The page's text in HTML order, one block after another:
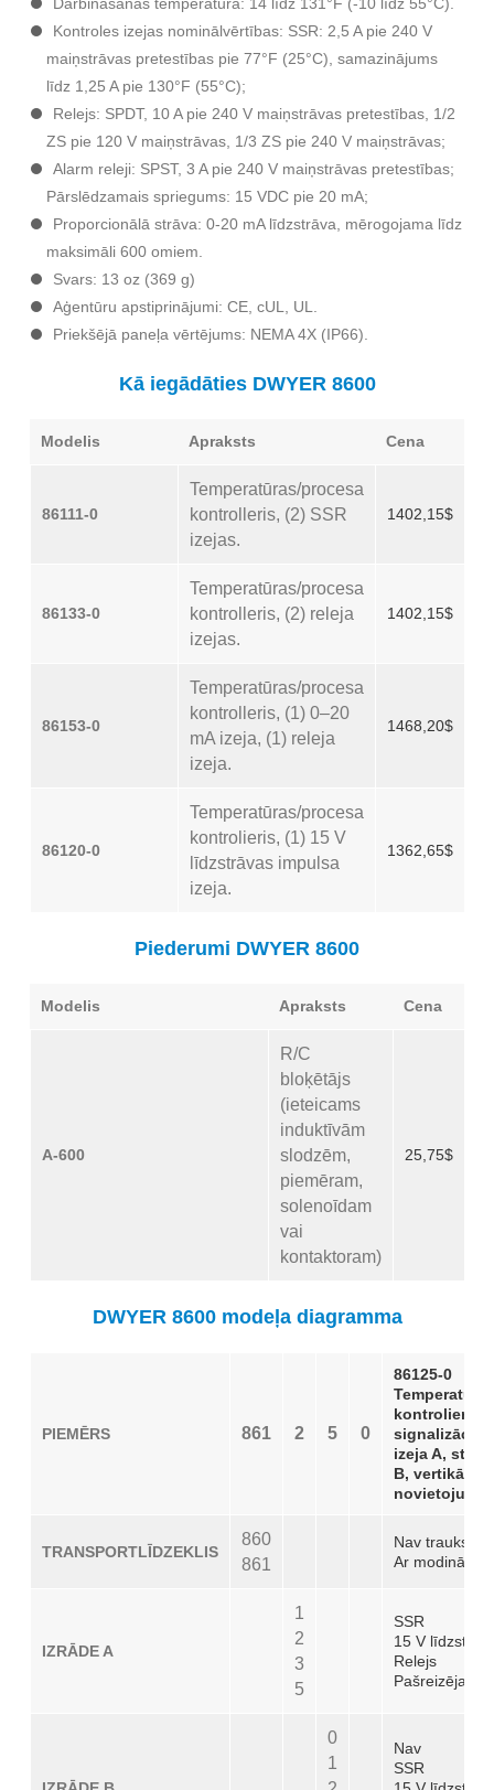
Kontroles izejas nominālvērtības: SSR: 2,5 A pie 240 V
maiņstrāvas pretestības pie 77°F (25°C), samazinājums
līdz 1,25 A pie 130°F (55°C);
Relejs: SPDT, 10 A pie 240 V maiņstrāvas pretestības, 1/2
ZS pie 120 V maiņstrāvas, 1/3 ZS pie 240 V maiņstrāvas;
Alarm releji: SPST, 3 A pie 240 V maiņstrāvas pretestības;
Pārslēdzamais spriegums: 15 VDC pie 20 mA;
Proporcionālā strāva: 0-20 mA līdzstrāva, mērogojama līdz
maksimāli 600 omiem.
Svars: 13 oz (369 g)
Aģentūru apstiprinājumi: CE, cUL, UL.
Priekšējā paneļa vērtējums: NEMA 4X (IP66).
Kā iegādāties DWYER 8600
Modelis Apraksts Cena
86111-0
Temperatūras/procesa
kontrolleris, (2) SSR
izejas.
1402,15$
86133-0
Temperatūras/procesa
kontrolleris, (2) releja
izejas.
1402,15$
86153-0
Temperatūras/procesa
kontrolleris, (1) 0–20
mA izeja, (1) releja
izeja.
1468,20$
86120-0
Temperatūras/procesa
kontrolieris, (1) 15 V
līdzstrāvas impulsa
izeja.
1362,65$
Piederumi DWYER 8600
Modelis Apraksts Cena
A-600
R/C
bloķētājs
(ieteicams
induktīvām
slodzēm,
piemēram,
solenoīdam
vai
kontaktoram)
25,75$
DWYER 8600 modeļa diagramma
PIEMĒRS 861 2 5 0
86125-0
kontrolieris
signalizāciju,
izeja A,
B, vertikāls
novietojums.
TRANSPORTLĪDZEKLIS
860
861
Nav
Ar modinātāju
IZRĀDE A
1
2
3
5
SSR
15 V
Relejs
Pašreizējais
0
1
Nav
SSR